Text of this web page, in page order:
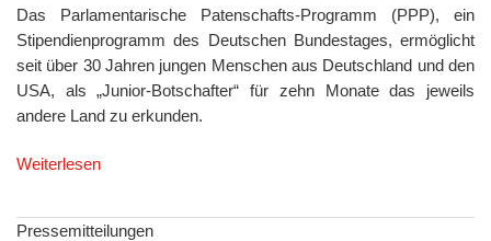
Das Parlamentarische Patenschafts-Programm (PPP), ein
Stipendienprogramm des Deutschen Bundestages, ermöglicht
seit über 30 Jahren jungen Menschen aus Deutschland und den
USA, als „Junior-Botschafter“ für zehn Monate das jeweils
andere Land zu erkunden.
Weiterlesen
Pressemitteilungen